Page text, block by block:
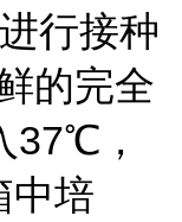
行接种
的完全
37℃，
中培